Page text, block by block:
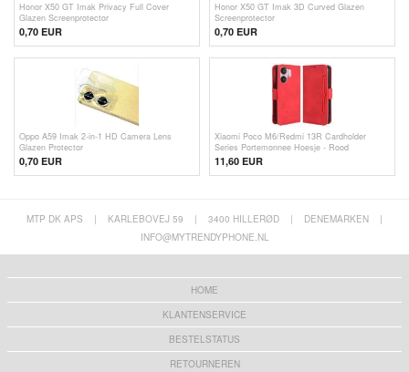
Honor X50 GT Imak Privacy Full Cover
Glazen Screenprotector
0,70 EUR
Honor X50 GT Imak 3D Curved Glazen
Screenprotector
0,70 EUR
Oppo A59 Imak 2-in-1 HD Camera Lens
Glazen Protector
0,70 EUR
Xiaomi Poco M6/Redmi 13R Cardholder
Series Portemonnee Hoesje - Rood
11,60 EUR
MTP DK APS | KARLEBOVEJ 59 | 3400 HILLERØD | DENEMARKEN
|
INFO@MYTRENDYPHONE.NL
HOME
KLANTENSERVICE
BESTELSTATUS
RETOURNEREN